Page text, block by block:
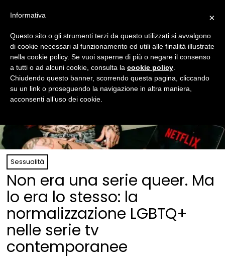
Sessualità
Non era una serie queer. Ma
lo era lo stesso: la
normalizzazione LGBTQ+
nelle serie tv
contemporanee
×
Informativa
Questo sito o gli strumenti terzi da questo utilizzati si avvalgono
di cookie necessari al funzionamento ed utili alle finalità illustrate
nella cookie policy. Se vuoi saperne di più o negare il consenso
a tutti o ad alcuni cookie, consulta la cookie policy
Chiudendo questo banner, scorrendo questa pagina, cliccando
su un link o proseguendo la navigazione in altra maniera,
acconsenti all’uso dei cookie.